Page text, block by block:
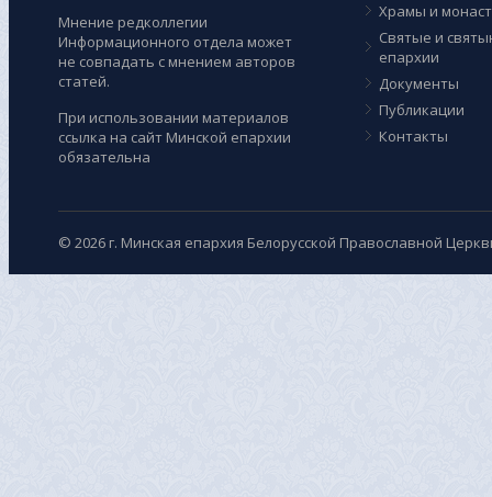
Мнение редколлегии
Информационного отдела может
не совпадать с мнением авторов
статей.
При использовании материалов
ссылка на сайт Минской епархии
обязательна
Храмы и
Cвятые и
епархии
Документы
Публикации
Контакты
© 2026 г. Минская епархия Белорусской Православной